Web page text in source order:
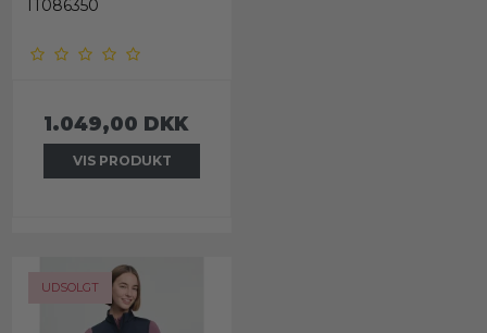
IT086350
1.049,00 DKK
VIS PRODUKT
UDSOLGT